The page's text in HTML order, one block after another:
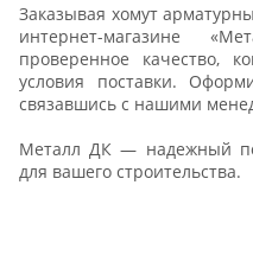
Заказывая хомут
интернет-магазине
проверенное качество,
условия поставки.
связавшись с нашими
Металл ДК — надежный
для вашего строительства.